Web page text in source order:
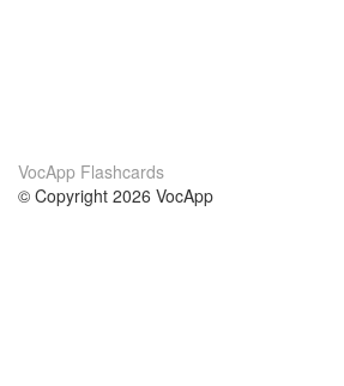
VocApp Flashcards
© Copyright 2026 VocApp